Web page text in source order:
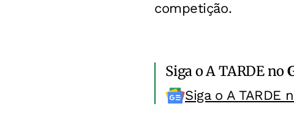
competição.
Siga o A TARDE no
Siga o A TARDE